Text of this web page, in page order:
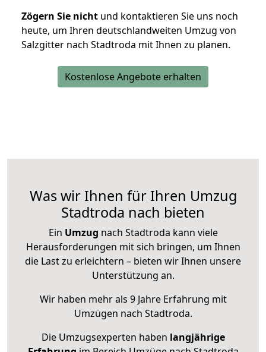
Zögern Sie nicht und kontaktieren Sie uns noch
heute, um Ihren deutschlandweiten Umzug von
Salzgitter nach Stadtroda mit Ihnen zu planen.
Kostenlose Angebote erhalten
Was wir Ihnen für Ihren Umzug
Stadtroda nach bieten
Ein Umzug nach Stadtroda kann viele
Herausforderungen mit sich bringen, um Ihnen
die Last zu erleichtern – bieten wir Ihnen unsere
Unterstützung an.
Wir haben mehr als 9 Jahre Erfahrung mit
Umzügen nach Stadtroda.
Die Umzugsexperten haben langjährige